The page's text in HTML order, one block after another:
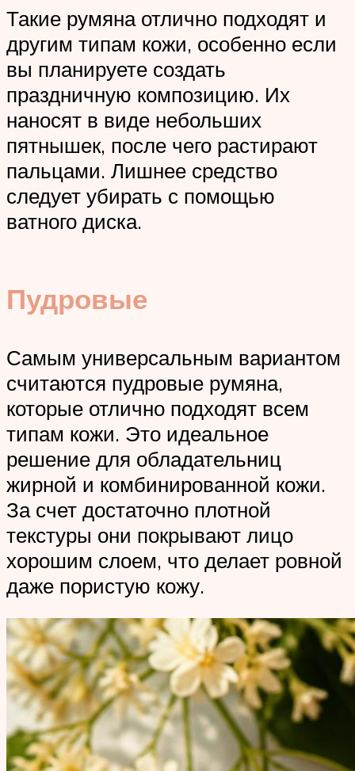
Такие румяна отлично подходят и
другим типам кожи, особенно если
вы планируете создать
праздничную композицию. Их
наносят в виде небольших
пятнышек, после чего растирают
пальцами. Лишнее средство
следует убирать с помощью
ватного диска.
Пудровые
Самым универсальным вариантом
считаются пудровые румяна,
которые отлично подходят всем
типам кожи. Это идеальное
решение для обладательниц
жирной и комбинированной кожи.
За счет достаточно плотной
текстуры они покрывают лицо
хорошим слоем, что делает ровной
даже пористую кожу.